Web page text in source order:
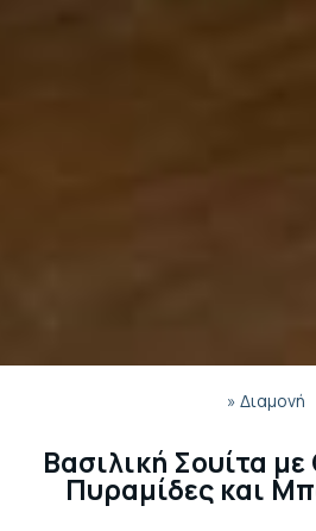
» Διαμονή
Βασιλική Σουίτα
Πυραμίδες και